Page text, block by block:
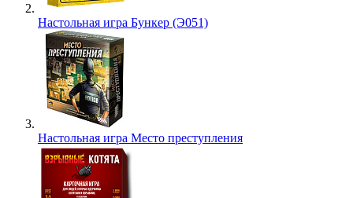
Настольная игра Бункер (Э051)
Настольная игра Место преступления